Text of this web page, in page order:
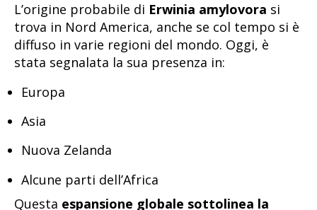
L’origine probabile di Erwinia amylovora si
trova in Nord America, anche se col tempo si è
diffuso in varie regioni del mondo. Oggi, è
stata segnalata la sua presenza in:
Europa
Asia
Nuova Zelanda
Alcune parti dell’Africa
Questa espansione globale sottolinea la